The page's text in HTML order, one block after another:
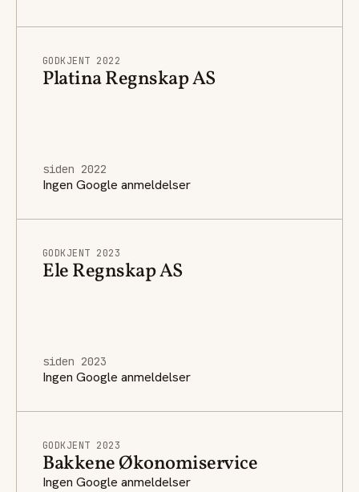
GODKJENT 2022
Platina Regnskap AS
siden 2022
Ingen Google anmeldelser
GODKJENT 2023
Ele Regnskap AS
siden 2023
Ingen Google anmeldelser
GODKJENT 2023
Bakkene Økonomiservice
Ingen Google anmeldelser